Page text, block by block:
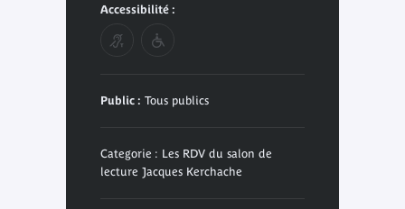
Accessibilité :
Public : Tous publics
Categorie : Les RDV du salon de
lecture Jacques Kerchache